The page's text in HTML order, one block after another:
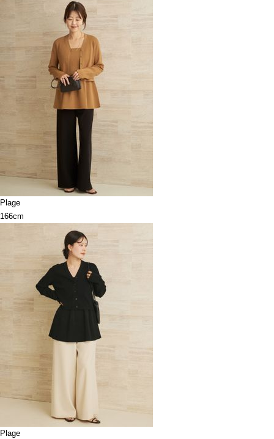
Plage
166cm
Plage